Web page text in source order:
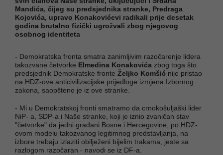
Mandića, čijeg su predsjednika stranke, Predraga
Kojovića, upravo Konakovićevi radikali prije desetak
godina brutalno fizički ugrožvali zbog njegovog
osobnog identiteta
- Demokratska fronta smatra zanimljivim razočarenje lidera
takozvane četvorke Elmedina Konakovića zbog toga što
predsjednik Demokratske fronte Željko Komšić nije pristao
na HDZ-ove anticivilizacijske prijedloge izmjena Izbornog
zakona, saopšteno je iz ove stranke.
- Mi u Demokratskoj fronti smatramo da crnokošuljaški lider
NiP- a, SDP-a i Naše stranke, koji je iznio zvaničan stav
"četvorke" da jedni građani Bosne i Hercegovine, po HDZ-
ovom modelu takozvanog legitimnog predstavljanja, na
izbore trebaju izlaziti obilježeni bijelim trakama, jeste sa
razlogom razočaran - navodi se iz DF-a.